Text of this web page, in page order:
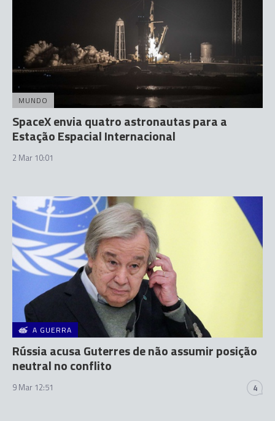
MUNDO
SpaceX envia quatro astronautas para a
Estação Espacial Internacional
2 Mar 10:01
A GUERRA
Rússia acusa Guterres de não assumir posição
neutral no conflito
9 Mar 12:51 4